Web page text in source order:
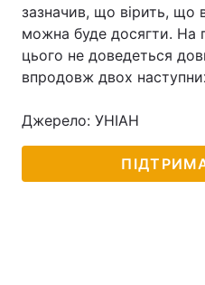
зазначив, що вірить, що
можна буде досягти. На
цього не доведеться
впродовж двох
Джерело: УНІАН